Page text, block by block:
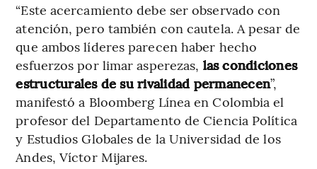
“Este acercamiento debe ser observado con
atención, pero también con cautela. A pesar de
que ambos líderes parecen haber hecho
esfuerzos por limar asperezas, las condiciones
estructurales de su rivalidad permanecen”,
manifestó a Bloomberg Línea en Colombia el
profesor del Departamento de Ciencia Política
y Estudios Globales de la Universidad de los
Andes, Víctor Mijares.